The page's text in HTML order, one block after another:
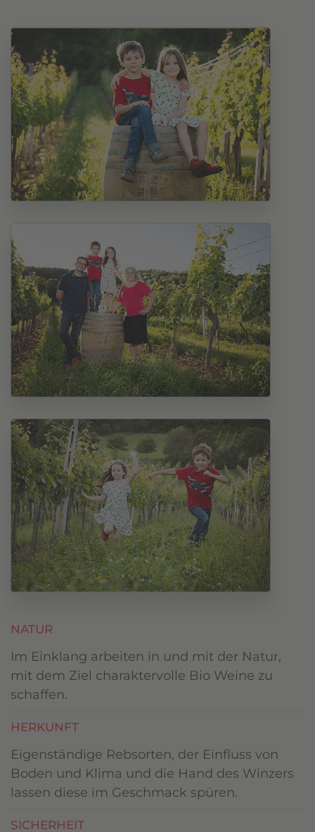
NATUR
Im Einklang arbeiten in und mit der Natur,
mit dem Ziel charaktervolle Bio Weine zu
schaffen.
HERKUNFT
Eigenständige Rebsorten, der Einfluss von
Boden und Klima und die Hand des Winzers
lassen diese im Geschmack spüren.
SICHERHEIT